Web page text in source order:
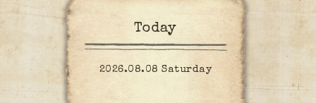
Today
2026.08.08 Saturday